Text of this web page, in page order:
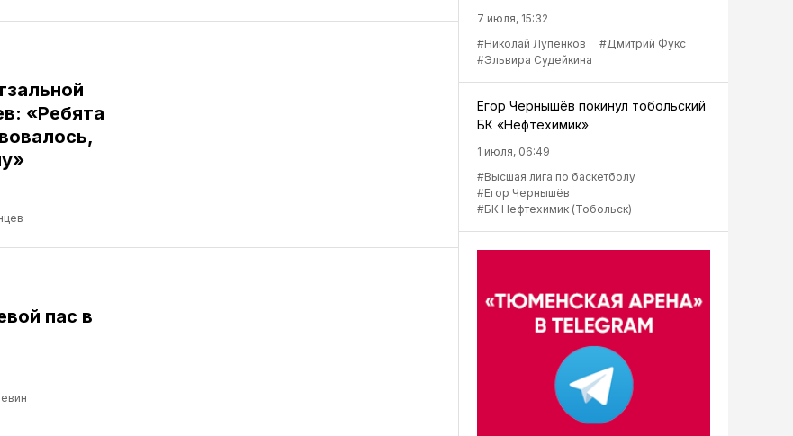
«Ребята
пас в
7 июля, 15:32
#Николай Лупенков
#Дмитрий Фукс
#Эльвира Судейкина
Егор Чернышёв покинул тобольский
БК «Нефтехимик»
1 июля, 06:49
#Высшая лига по баскетболу
#Егор Чернышёв
#БК Нефтехимик (Тобольск)